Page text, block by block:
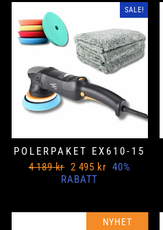
SALE!
POLERPAKET EX610-15
Ord
4 189 kr Nedsatt
pris
2 495 kr 40%
RABATT
SALE!
NYHET